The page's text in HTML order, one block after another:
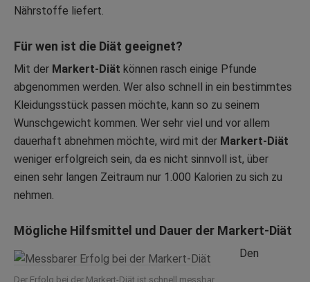
Nährstoffe liefert.
Für wen ist die Diät geeignet?
Mit der Markert-Diät können rasch einige Pfunde
abgenommen werden. Wer also schnell in ein bestimmtes
Kleidungsstück passen möchte, kann so zu seinem
Wunschgewicht kommen. Wer sehr viel und vor allem
dauerhaft abnehmen möchte, wird mit der Markert-Diät
weniger erfolgreich sein, da es nicht sinnvoll ist, über
einen sehr langen Zeitraum nur 1.000 Kalorien zu sich zu
nehmen.
Mögliche Hilfsmittel und Dauer der Markert-Diät
Der Erfolg bei der Markert-Diät ist schnell messbar.
Den